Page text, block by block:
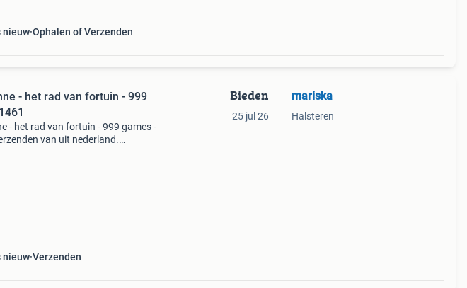
nieuw Ophalen of Verzenden
- het rad van fortuin - 999
- het rad van fortuin - 999 games -
van uit nederland.
nieuw Verzenden
Bieden
25 jul 26
mariska
Halsteren